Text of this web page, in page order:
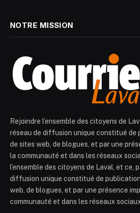
NOTRE MISSION
Rejoindre l’ensemble des citoyens de
réseau de diffusion unique constitué de
de sites web, de blogues, et par une
la communauté et dans les réseaux
l’ensemble des citoyens de Laval, et ce,
diffusion unique constitué de
web, de blogues, et par une présence
communauté et dans les réseaux